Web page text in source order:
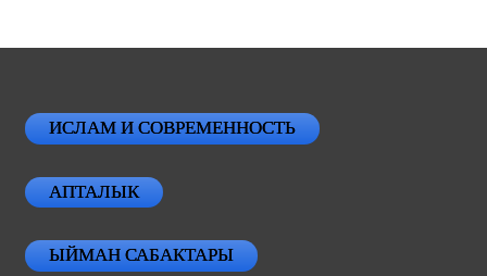
ИСЛАМ И СОВРЕМЕННОСТЬ
АПТАЛЫК
ЫЙМАН САБАКТАРЫ